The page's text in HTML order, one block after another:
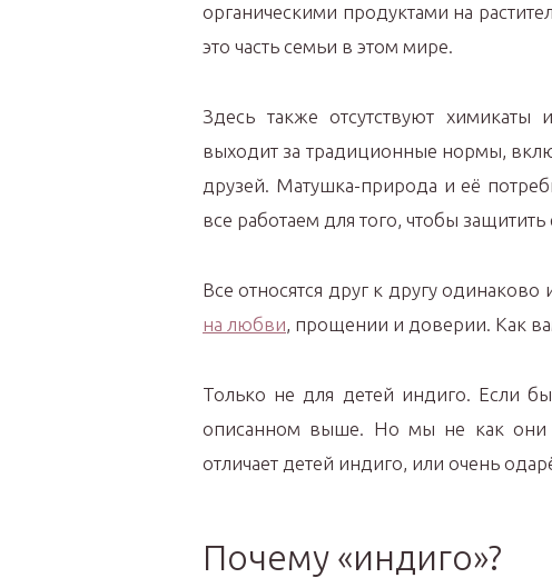
органическими продуктами на
это часть семьи в этом мире.
Здесь также отсутствуют
выходит за традиционные нормы,
друзей. Матушка-природа и её
все работаем для того, чтобы защитить
Все относятся друг к другу одинаково
на любви, прощении и доверии. Как
Только не для детей индиго. Если
описанном выше. Но мы не как они
отличает детей индиго, или очень
Почему «индиго»?